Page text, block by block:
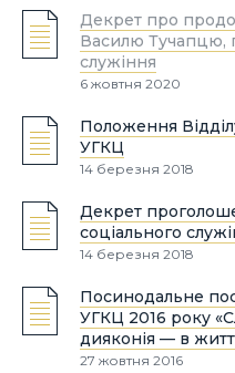
Декрет про
Василю Тучапцю,
служіння
6 жовтня 2020
Положення
УГКЦ
14 березня 2018
Декрет
соціального
14 березня 2018
Посинодальне
УГКЦ 2016 року
дияконія — в
27 жовтня 2016